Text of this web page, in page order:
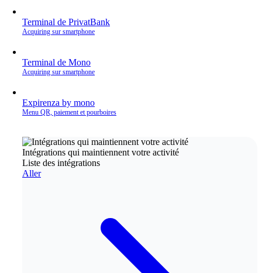
Terminal de PrivatBank
Acquiring sur smartphone
Terminal de Mono
Acquiring sur smartphone
Expirenza by mono
Menu QR, paiement et pourboires
Intégrations qui maintiennent votre activité
Liste des intégrations
Aller